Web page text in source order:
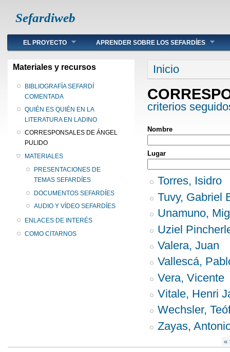
Sefardiweb
Main menu
EL PROYECTO APRENDER SOBRE LOS SEFARDÍES
Materiales y recursos
BIBLIOGRAFÍA SEFARDÍ
COMENTADA
QUIÉN ES QUIÉN EN LA
LITERATURA EN LADINO
CORRESPONSALES DE ÁNGEL
PULIDO
MATERIALES
PRESENTACIONES DE
TEMAS SEFARDÍES
DOCUMENTOS SEFARDÍES
AUDIO Y VÍDEO SEFARDÍES
ENLACES DE INTERÉS
COMO CITARNOS
Se encuentra
Inicio
criterios
Nombre
Lugar
Torres, Isidro
Tuvy, Gabriel
Unamuno,
Uziel
Valera, Juan
Vallescá,
Vera, Vicente
Vitale, Henri
Wechsler,
Zayas,
«